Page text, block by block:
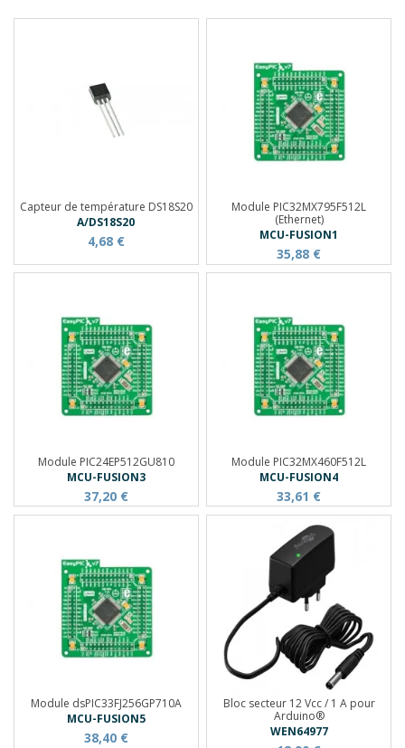
Capteur de température DS18S20
A/DS18S20
4,68 €
Module PIC32MX795F512L
(Ethernet)
MCU-FUSION1
35,88 €
Module PIC24EP512GU810
MCU-FUSION3
37,20 €
Module PIC32MX460F512L
MCU-FUSION4
33,61 €
Module dsPIC33FJ256GP710A
MCU-FUSION5
38,40 €
Bloc secteur 12 Vcc / 1 A pour
Arduino®
WEN64977